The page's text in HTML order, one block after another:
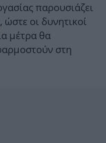
παρουσιάζει
, ώστε οι δυνητικοί
μέτρα θα
στη